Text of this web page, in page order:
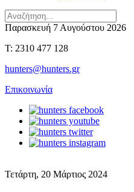
Παρασκευή 7 Αυγούστου 2026
T: 2310 477 128
hunters@hunters.gr
Επικοινωνία
Τετάρτη, 20 Μάρτιος 2024